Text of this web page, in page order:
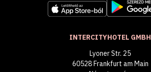
INTERCITYHOTEL GMBH
Lyoner Str. 25
60528 Frankfurt am Main